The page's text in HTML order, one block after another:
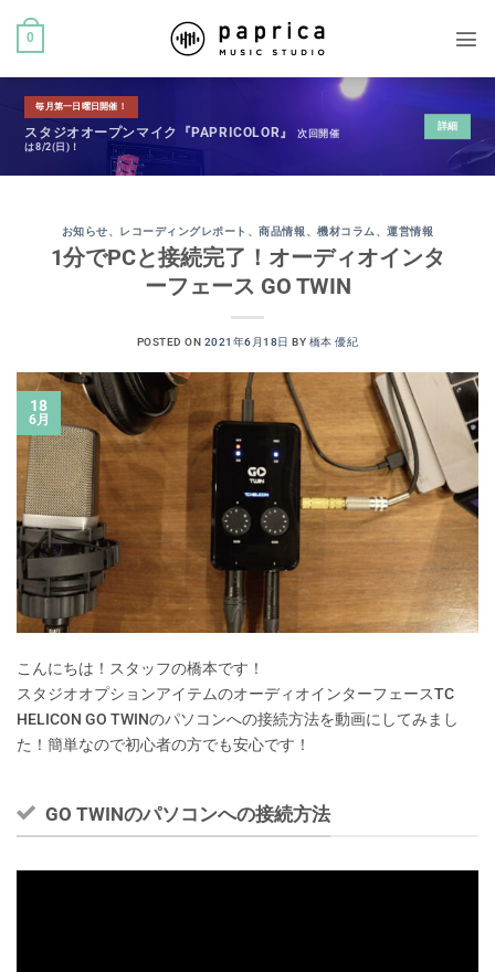
0
毎月第一日曜日開催！
スタジオオープンマイク『PAPRICOLOR』次回開催
は8/2(日)！
詳細
お知らせ レコーディングレポート 、商品情報 、機材コラム 、運営情報
1分でPCと接続完了！オーディオインタ
ーフェース GO TWIN
POSTED ON 2021年6月18日 BY 橋本 優紀
18
6月
こんにちは！スタッフの橋本です！
スタジオオプションアイテムのオーディオインターフェースTC
HELICON GO TWINのパソコンへの接続方法を動画にしてみまし
た！簡単なので初心者の方でも安心です！
GO TWINのパソコンへの接続方法